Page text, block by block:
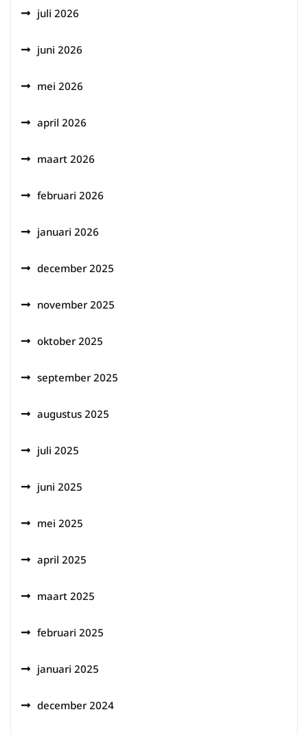
juli 2026
juni 2026
mei 2026
april 2026
maart 2026
februari 2026
januari 2026
december 2025
november 2025
oktober 2025
september 2025
augustus 2025
juli 2025
juni 2025
mei 2025
april 2025
maart 2025
februari 2025
januari 2025
december 2024